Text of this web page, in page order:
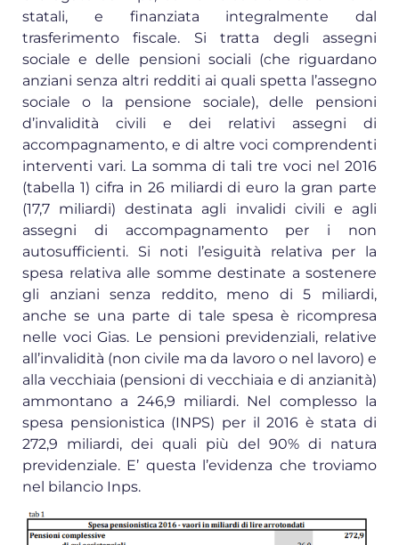
statali, e finanziata integralmente dal
trasferimento fiscale. Si tratta degli assegni
sociale e delle pensioni sociali (che riguardano
anziani senza altri redditi ai quali spetta l’assegno
sociale o la pensione sociale), delle pensioni
d’invalidità civili e dei relativi assegni di
accompagnamento, e di altre voci comprendenti
interventi vari. La somma di tali tre voci nel 2016
(tabella 1) cifra in 26 miliardi di euro la gran parte
(17,7 miliardi) destinata agli invalidi civili e agli
assegni di accompagnamento per i non
autosufficienti. Si noti l’esiguità relativa per la
spesa relativa alle somme destinate a sostenere
gli anziani senza reddito, meno di 5 miliardi,
anche se una parte di tale spesa è ricompresa
nelle voci Gias. Le pensioni previdenziali, relative
all’invalidità (non civile ma da lavoro o nel lavoro) e
alla vecchiaia (pensioni di vecchiaia e di anzianità)
ammontano a 246,9 miliardi. Nel complesso la
spesa pensionistica (INPS) per il 2016 è stata di
272,9 miliardi, dei quali più del 90% di natura
previdenziale. E’ questa l’evidenza che troviamo
nel bilancio Inps.